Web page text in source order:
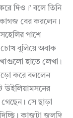
দিও।’ বলে তিনি
বের করলেন।
পাশে
বুলিয়ে অবাক
হাতে লেখা।
করে বললেন
উইলিয়ামসনের
সে ছাড়া
কাজটা জলদি